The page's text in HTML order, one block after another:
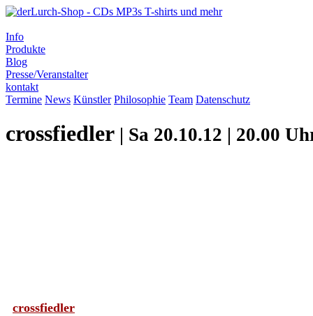
Info
Produkte
Blog
Presse/Veranstalter
kontakt
Termine News Künstler Philosophie Team Datenschutz
crossfiedler | Sa 20.10.12 | 20.00
crossfiedler